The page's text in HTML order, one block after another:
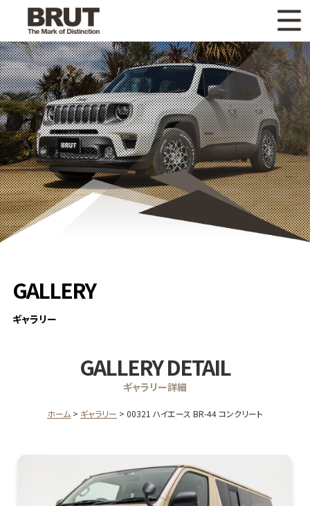
WHAT'S NEW ニュース
WHEEL LINEUP ホイールラインナップ
OTHER PRODUCT 関連製品
GALLERY ギャラリー
CATALOG カタログ請求
PRIVACY POLICY 個人情報保護方針
GALLERY
ギャラリー
GALLERY DETAIL
ギャラリー詳細
ホーム ギャラリー 00321 ハイエース BR-44 コンクリート